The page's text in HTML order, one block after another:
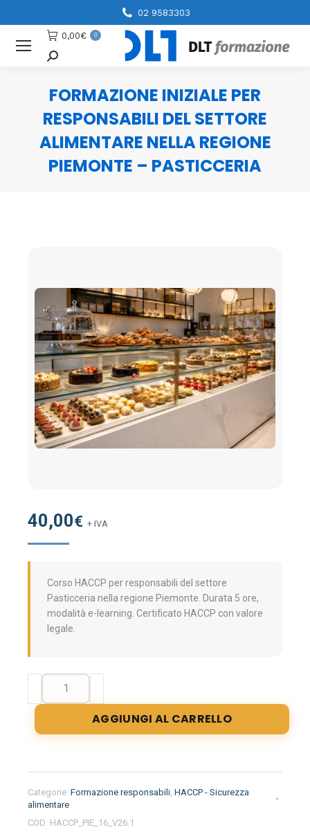
02 9583303
0,00€ 0
Cerca
FORMAZIONE INIZIALE PER
RESPONSABILI DEL SETTORE
ALIMENTARE NELLA REGIONE
PIEMONTE – PASTICCERIA
40,00€ + IVA
Corso HACCP per responsabili del settore
Pasticceria nella regione Piemonte. Durata 5 ore,
modalità e-learning. Certificato HACCP con valore
legale.
Formazione
per
responsabili
alimentare
nella
regione
Piemonte
AGGIUNGI AL CARRELLO
Categorie: Formazione responsabili, HACCP - Sicurezza
alimentare
COD: HACCP_PIE_16_V26.1